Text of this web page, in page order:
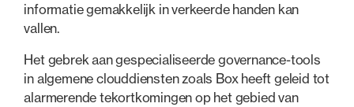
informatie gemakkelijk in verkeerde handen kan
vallen.
Het gebrek aan gespecialiseerde governance-tools
in algemene clouddiensten zoals Box heeft geleid tot
alarmerende tekortkomingen op het gebied van